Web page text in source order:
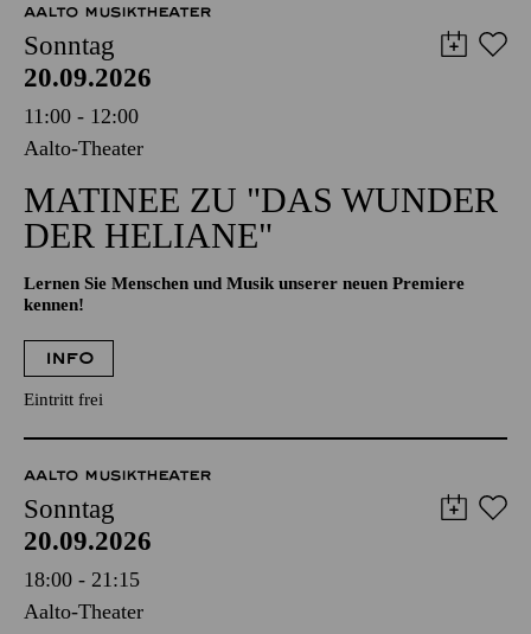
AALTO MUSIKTHEATER
Sonntag
20.09.2026
11:00 - 12:00
Aalto-Theater
MATINEE ZU "DAS WUNDER
DER HELIANE"
Lernen Sie Menschen und Musik unserer neuen Premiere
kennen!
INFO
Eintritt frei
AALTO MUSIKTHEATER
Sonntag
20.09.2026
18:00 - 21:15
Aalto-Theater